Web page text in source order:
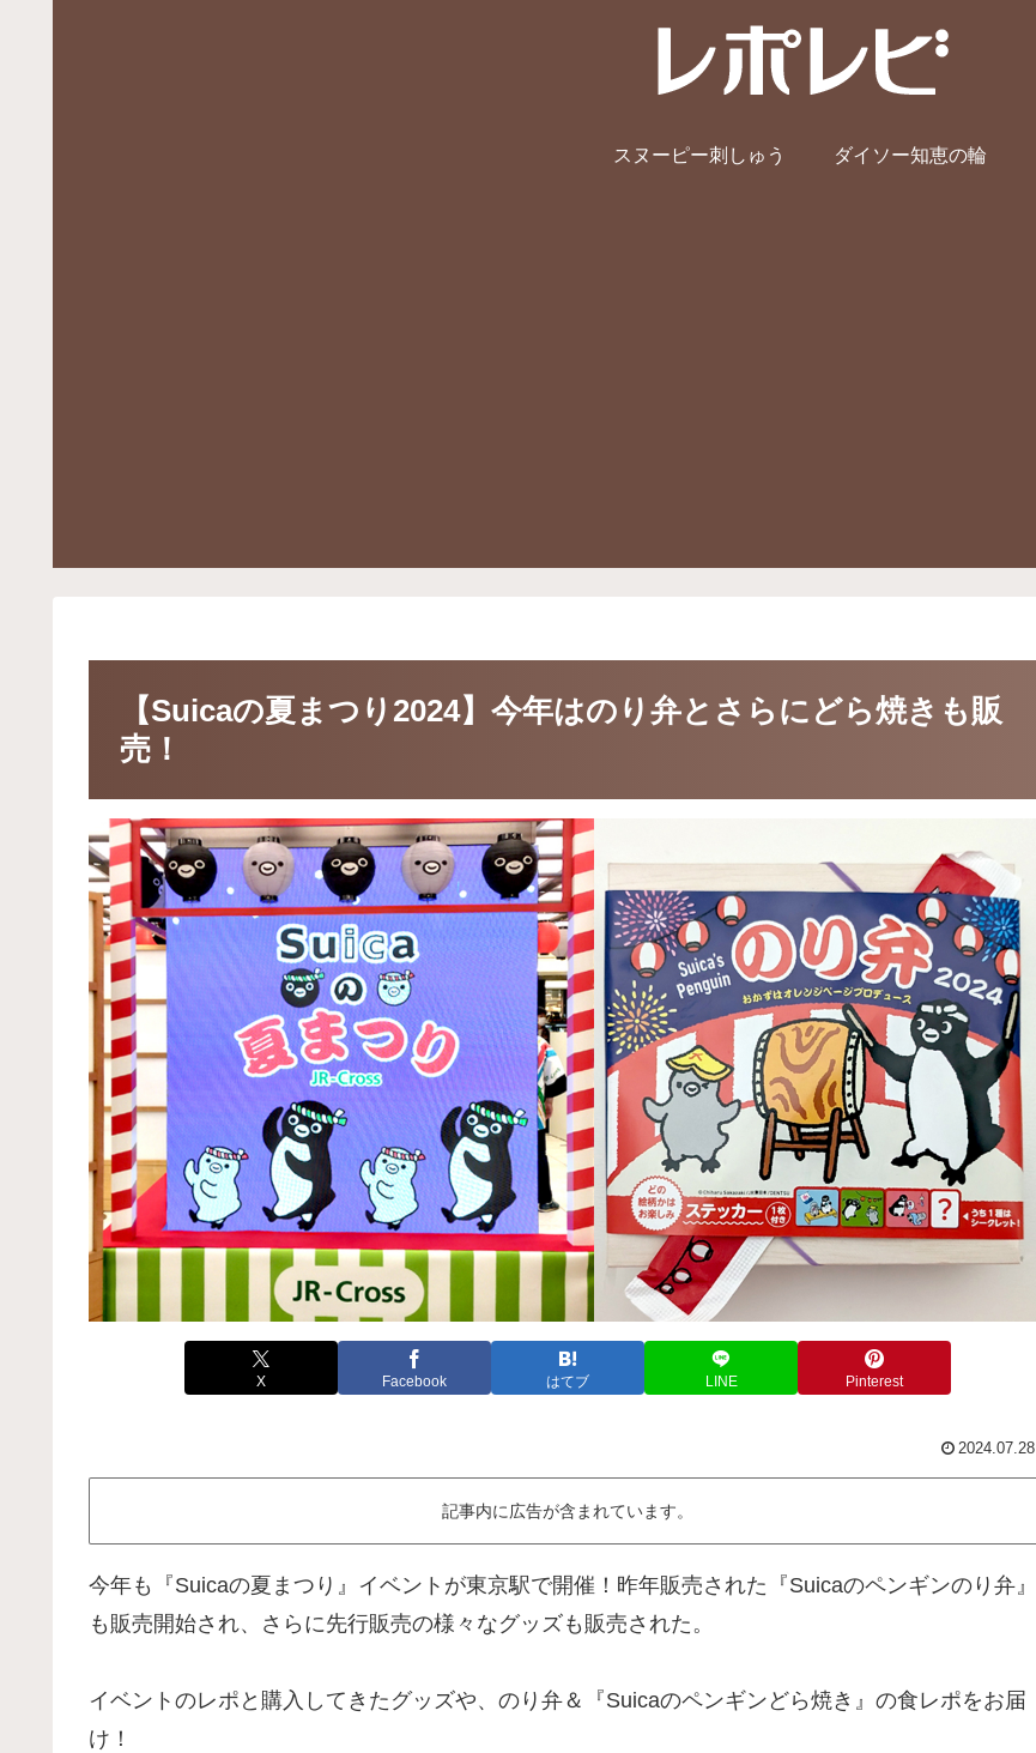
スヌーピー刺しゅう ダイソー知恵の輪
【Suicaの夏まつり2024】今年はのり弁とさらにどら焼きも販
売！
X Facebook はてブ LINE Pinterest
2024.07.28
記事内に広告が含まれています。
今年も『Suicaの夏まつり』イベントが東京駅で開催！昨年販売された『Suicaのペンギンのり弁』
も販売開始され、さらに先行販売の様々なグッズも販売された。
イベントのレポと購入してきたグッズや、のり弁＆『Suicaのペンギンどら焼き』の食レポをお届
け！